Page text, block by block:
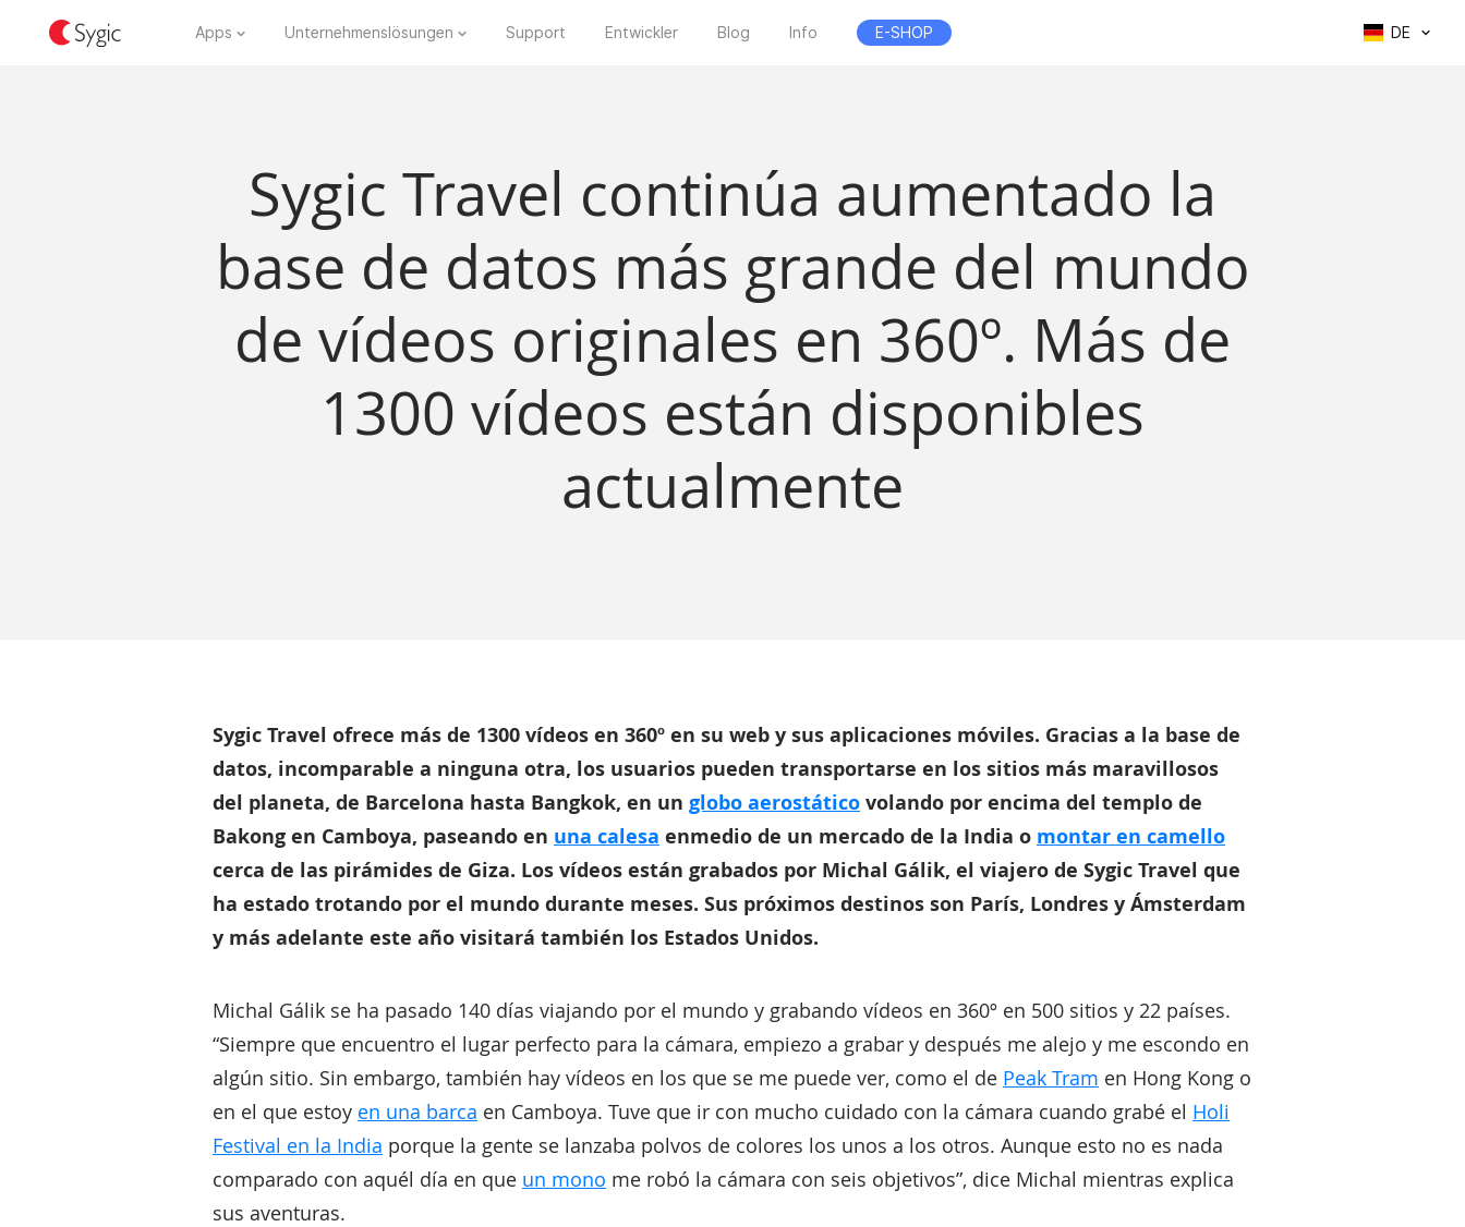
Apps Unternehmenslösungen Support Entwickler Blog Info E-SHOP DE
Sygic Travel continúa aumentado la
base de datos más grande del mundo
de vídeos originales en 360º. Más de
1300 vídeos están disponibles
actualmente
Sygic Travel ofrece más de 1300 vídeos en 360º en su web y sus aplicaciones móviles. Gracias a la base de
datos, incomparable a ninguna otra, los usuarios pueden transportarse en los sitios más maravillosos
del planeta, de Barcelona hasta Bangkok, en un globo aerostático volando por encima del templo de
Bakong en Camboya, paseando en una calesa enmedio de un mercado de la India o montar en camello
cerca de las pirámides de Giza. Los vídeos están grabados por Michal Gálik, el viajero de Sygic Travel que
ha estado trotando por el mundo durante meses. Sus próximos destinos son París, Londres y Ámsterdam
y más adelante este año visitará también los Estados Unidos.
Michal Gálik se ha pasado 140 días viajando por el mundo y grabando vídeos en 360º en 500 sitios y 22 países.
“Siempre que encuentro el lugar perfecto para la cámara, empiezo a grabar y después me alejo y me escondo en
algún sitio. Sin embargo, también hay vídeos en los que se me puede ver, como el de Peak Tram en Hong Kong o
en el que estoy en una barca en Camboya. Tuve que ir con mucho cuidado con la cámara cuando grabé el Holi
Festival en la India porque la gente se lanzaba polvos de colores los unos a los otros. Aunque esto no es nada
comparado con aquél día en que un mono me robó la cámara con seis objetivos”, dice Michal mientras explica
sus aventuras.